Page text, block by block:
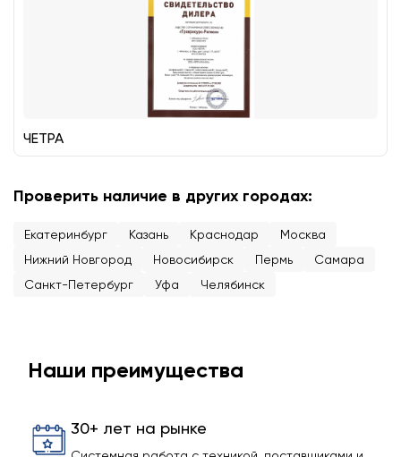
ЧЕТРА
Проверить наличие в других городах:
Екатеринбург Казань Краснодар
Москва
Нижний Новгород
Новосибирск Пермь
Самара
Санкт-Петербург
Уфа Челябинск
Наши преимущества
30+ лет на рынке